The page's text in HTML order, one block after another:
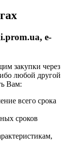
e-
закупки через
любой другой
Вам:
всего срока
сроков